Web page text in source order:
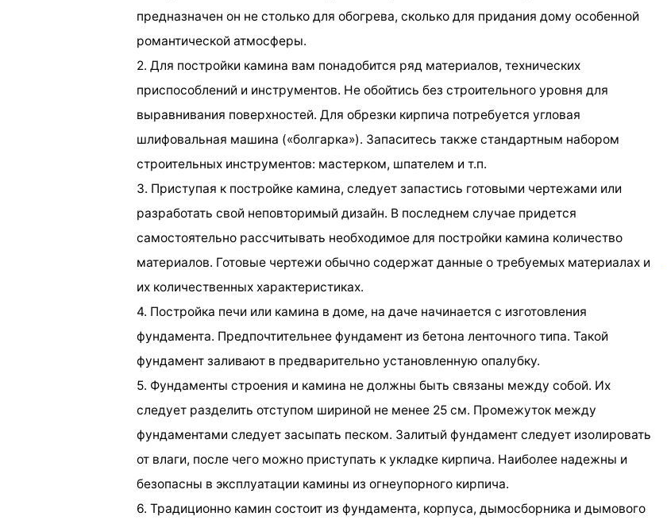
предназначен он не столько для обогрева, сколько для придания дому особенной
романтической атмосферы.
2. Для постройки камина вам понадобится ряд материалов, технических
приспособлений и инструментов. Не обойтись без строительного уровня для
выравнивания поверхностей. Для обрезки кирпича потребуется угловая
шлифовальная машина («болгарка»). Запаситесь также стандартным набором
строительных инструментов: мастерком, шпателем и т.п.
3. Приступая к постройке камина, следует запастись готовыми чертежами или
разработать свой неповторимый дизайн. В последнем случае придется
самостоятельно рассчитывать необходимое для постройки камина количество
материалов. Готовые чертежи обычно содержат данные о требуемых материалах и
их количественных характеристиках.
4. Постройка печи или камина в доме, на даче начинается с изготовления
фундамента. Предпочтительнее фундамент из бетона ленточного типа. Такой
фундамент заливают в предварительно установленную опалубку.
5. Фундаменты строения и камина не должны быть связаны между собой. Их
следует разделить отступом шириной не менее 25 см. Промежуток между
фундаментами следует засыпать песком. Залитый фундамент следует изолировать
от влаги, после чего можно приступать к укладке кирпича. Наиболее надежны и
безопасны в эксплуатации камины из огнеупорного кирпича.
6. Традиционно камин состоит из фундамента, корпуса, дымосборника и дымового